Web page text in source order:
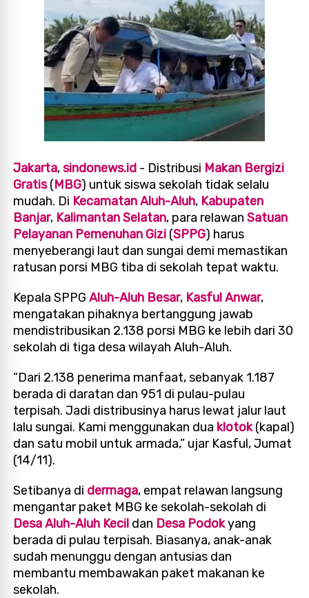
Jakarta,sindonews.id - Distribusi Makan Bergizi
Gratis(MBG) untuk siswa sekolah tidak selalu
mudah. Di Kecamatan Aluh-Aluh, Kabupaten
Banjar, Kalimantan Selatan, para relawanSatuan
Pelayanan Pemenuhan Gizi (SPPG) harus
menyeberangi laut dan sungai demi memastikan
ratusan porsi MBG tiba di sekolah tepat waktu.
Kepala SPPGAluh-Aluh Besar, Kasful Anwar,
mengatakan pihaknya bertanggung jawab
mendistribusikan 2.138 porsi MBG ke lebih dari 30
sekolah di tiga desa wilayah Aluh-Aluh.
“Dari 2.138 penerima manfaat, sebanyak 1.187
berada di daratan dan 951 di pulau-pulau
terpisah. Jadi distribusinya harus lewat jalur laut
lalu sungai. Kami menggunakan dua klotok(kapal)
dan satu mobil untuk armada,” ujar Kasful, Jumat
(14/11).
Setibanya di dermaga, empat relawan langsung
mengantar paket MBG ke sekolah-sekolah di
Desa Aluh-Aluh Kecil dan Desa Podokyang
berada di pulau terpisah. Biasanya, anak-anak
sudah menunggu dengan antusias dan
membantu membawakan paket makanan ke
sekolah.